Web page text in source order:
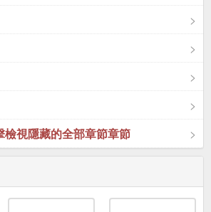
檢視隱藏的全部章節章節